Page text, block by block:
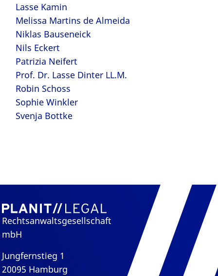
Lasse Kamin
Melissa Martins de Almeida
Niklas Bauseneick
Nils Eckert
Patrizia Neifert
Prof. Dr. Lasse Dinter LL.M.
Robin Schoss
Sophie Winkler
Svenja Bottke
Rechtsanwaltsgesellschaft
mbH
Jungfernstieg 1
20095 Hamburg